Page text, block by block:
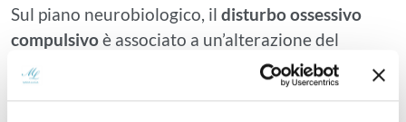
Sul piano neurobiologico, il disturbo ossessivo
compulsivoè associato a un’alterazione del
funzionamento dei circuiti
cortico-striato-talamo-
corticali
, le reti cerebrali che collegano la